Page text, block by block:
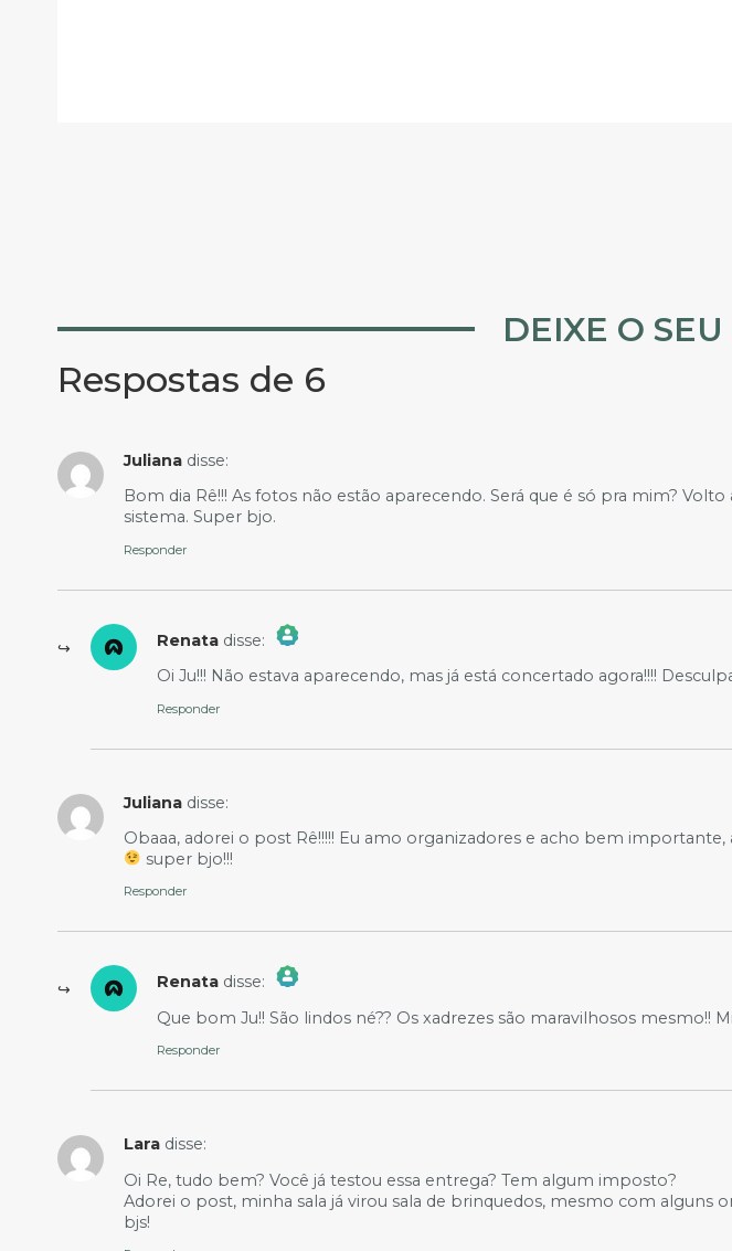
DEIXE O
Respostas de 6
Juliana disse:
Bom dia Rê!!! As fotos não estão aparecendo. Será que é só pra mim? Volto
sistema. Super bjo.
Responder
Renata disse:
The Real Person Badge!
Anti-Spam by CleanTalk
Oi Ju!!! Não estava aparecendo, mas já está concertado agora!!!!
Responder
Juliana disse:
Obaaa, adorei o post Rê!!!!! Eu amo organizadores e acho bem
super bjo!!!
Responder
Renata disse:
The Real Person Badge!
Anti-Spam by CleanTalk
Que bom Ju!! São lindos né?? Os xadrezes são maravilhosos mesmo!!
Responder
Lara disse:
Oi Re, tudo bem? Você já testou essa entrega? Tem algum imposto?
Adorei o post, minha sala já virou sala de brinquedos, mesmo com alguns
bjs!